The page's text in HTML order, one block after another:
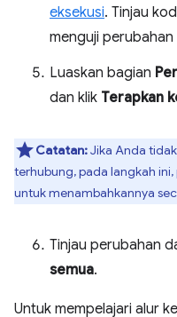
eksekusi. Tinjau
menguji
Luaskan bagian
dan klik Terapkan
Catatan:Jika Anda
terhubung, pada langkah ini,
untuk menambahkannya
Tinjau perubahan
semua.
Untuk mempelajari alur